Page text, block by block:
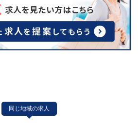
同じ地域の求人